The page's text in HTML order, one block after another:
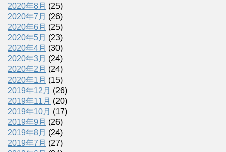
2020年8月 (25)
2020年7月 (26)
2020年6月 (25)
2020年5月 (23)
2020年4月 (30)
2020年3月 (24)
2020年2月 (24)
2020年1月 (15)
2019年12月 (26)
2019年11月 (20)
2019年10月 (17)
2019年9月 (26)
2019年8月 (24)
2019年7月 (27)